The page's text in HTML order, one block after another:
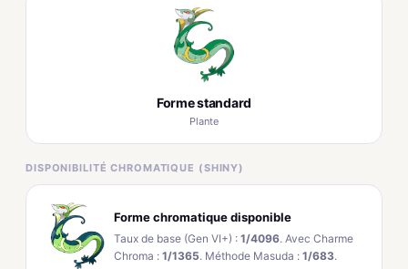
Forme standard
Plante
DISPONIBILITÉ CHROMATIQUE (SHINY)
Forme chromatique disponible
Taux de base (Gen VI+) : 1/4096. Avec Charme
Chroma : 1/1365. Méthode Masuda : 1/683.